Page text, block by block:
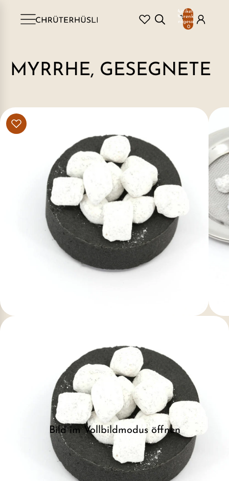
Artikel im
Warenkorb
insgesamt:
0
MYRRHE, GESEGNETE
Bild im Vollbildmodus öffnen